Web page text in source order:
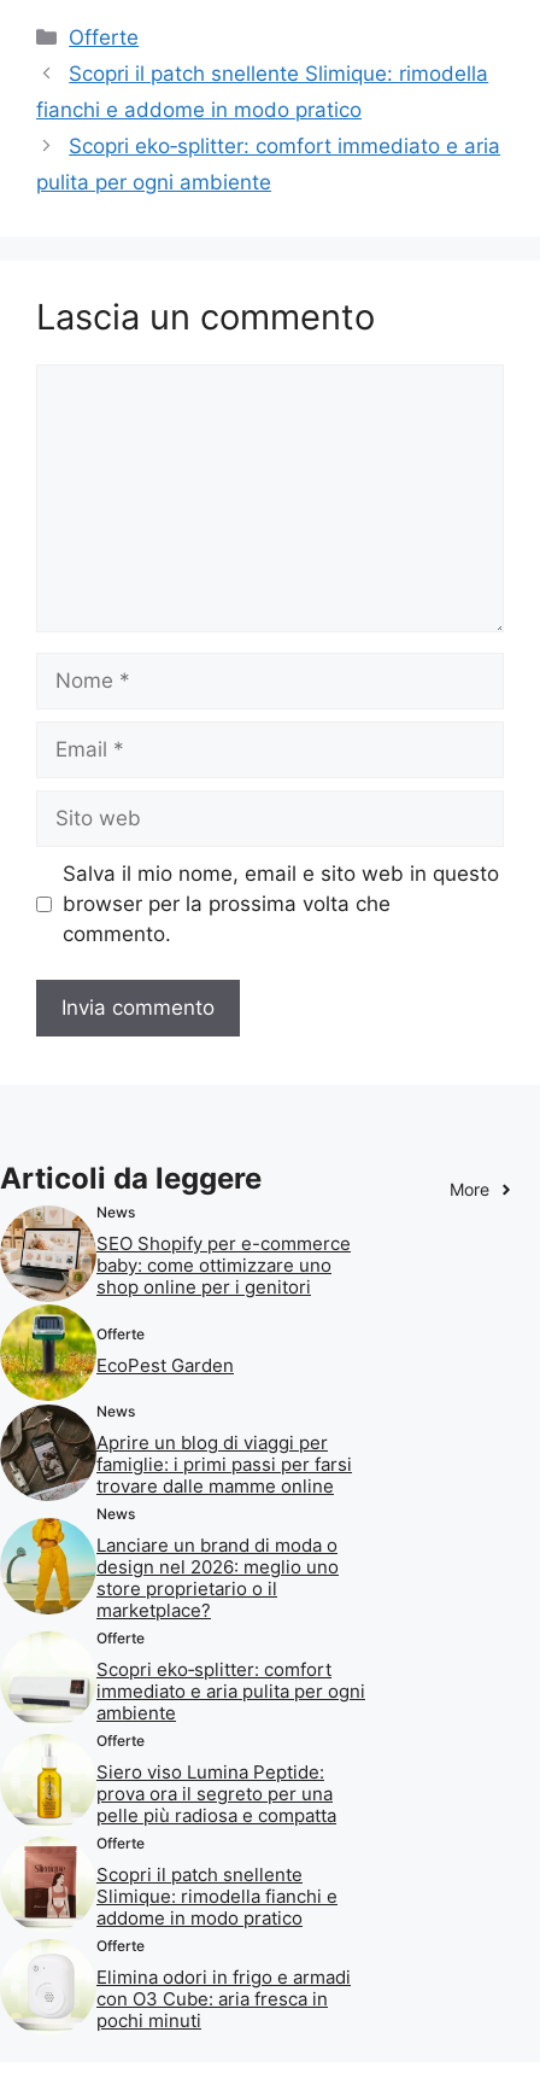
Categorie
Offerte
Scopri il patch snellente Slimique: rimodella
fianchi e addome in modo pratico
Scopri eko‑splitter: comfort immediato e aria
pulita per ogni ambiente
Lascia un commento
web
Salva il mio nome, email e sito web in questo
browser per la prossima volta che
commento.
Articoli da leggere More
News
SEO Shopify per e-commerce
baby: come ottimizzare uno
shop online per i genitori
Offerte
EcoPest Garden
News
Aprire un blog di viaggi per
famiglie: i primi passi per farsi
trovare dalle mamme online
News
Lanciare un brand di moda o
design nel 2026: meglio uno
store proprietario o il
marketplace?
Offerte
Scopri eko‑splitter: comfort
immediato e aria pulita per ogni
ambiente
Offerte
Siero viso Lumina Peptide:
prova ora il segreto per una
pelle più radiosa e compatta
Offerte
Scopri il patch snellente
Slimique: rimodella fianchi e
addome in modo pratico
Offerte
Elimina odori in frigo e armadi
con O3 Cube: aria fresca in
pochi minuti